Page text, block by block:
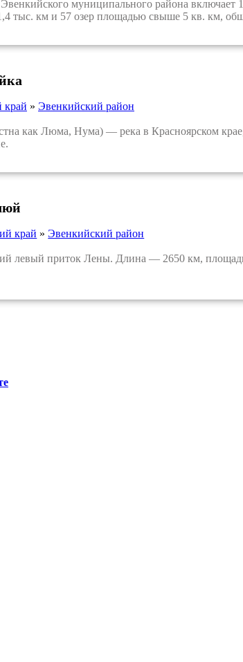
муниципального района включает
тыс. км и 57 озер площадью свыше 5 кв. км,
край » Эвенкийский район
как Люма, Нума) — река в Красноярском
край »Эвенкийский район
левый приток Лены. Длина — 2650 км,